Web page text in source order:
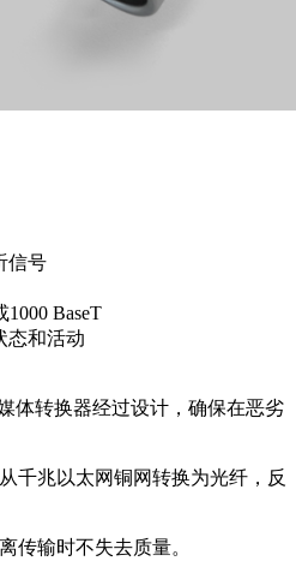
信号
BaseT
态和活动
体转换器经过设计，确保在恶劣
千兆以太网铜网转换为光纤，反
传输时不失去质量。